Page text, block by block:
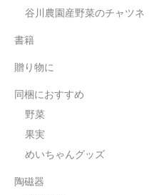
谷川農園産野菜のチャツネ
書籍
贈り物に
同梱におすすめ
野菜
果実
めいちゃんグッズ
陶磁器